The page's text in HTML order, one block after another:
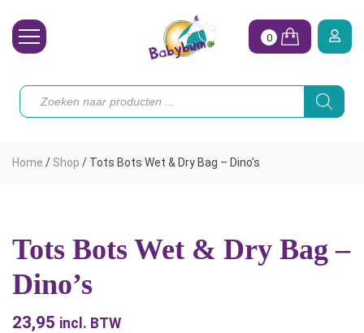
Toebehoren
Onze merken
Hoe begin ik?
0
Producten
zoeken
Home / Shop / Tots Bots Wet & Dry Bag – Dino’s
Tots Bots Wet & Dry Bag –
Dino’s
23,95 incl. BTW